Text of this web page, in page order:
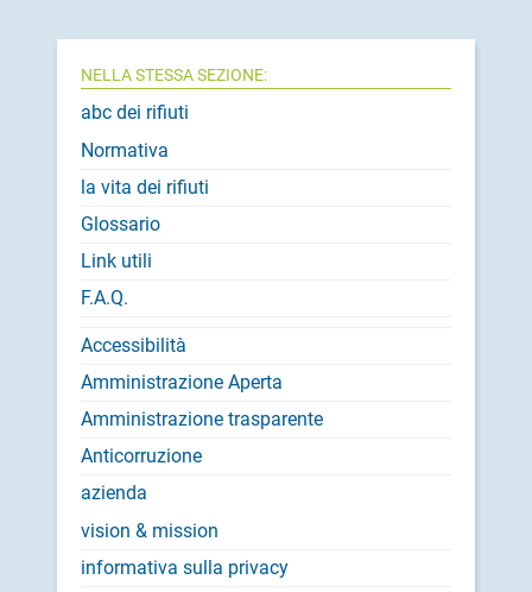
NELLA STESSA SEZIONE:
abc dei rifiuti
Normativa
la vita dei rifiuti
Glossario
Link utili
F.A.Q.
Accessibilità
Amministrazione Aperta
Amministrazione trasparente
Anticorruzione
azienda
vision & mission
informativa sulla privacy